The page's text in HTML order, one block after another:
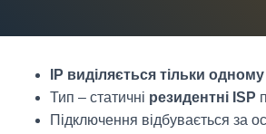
IP виділяється тільки одному
Тип – статичні резидентні ISP
Підключення відбувається за